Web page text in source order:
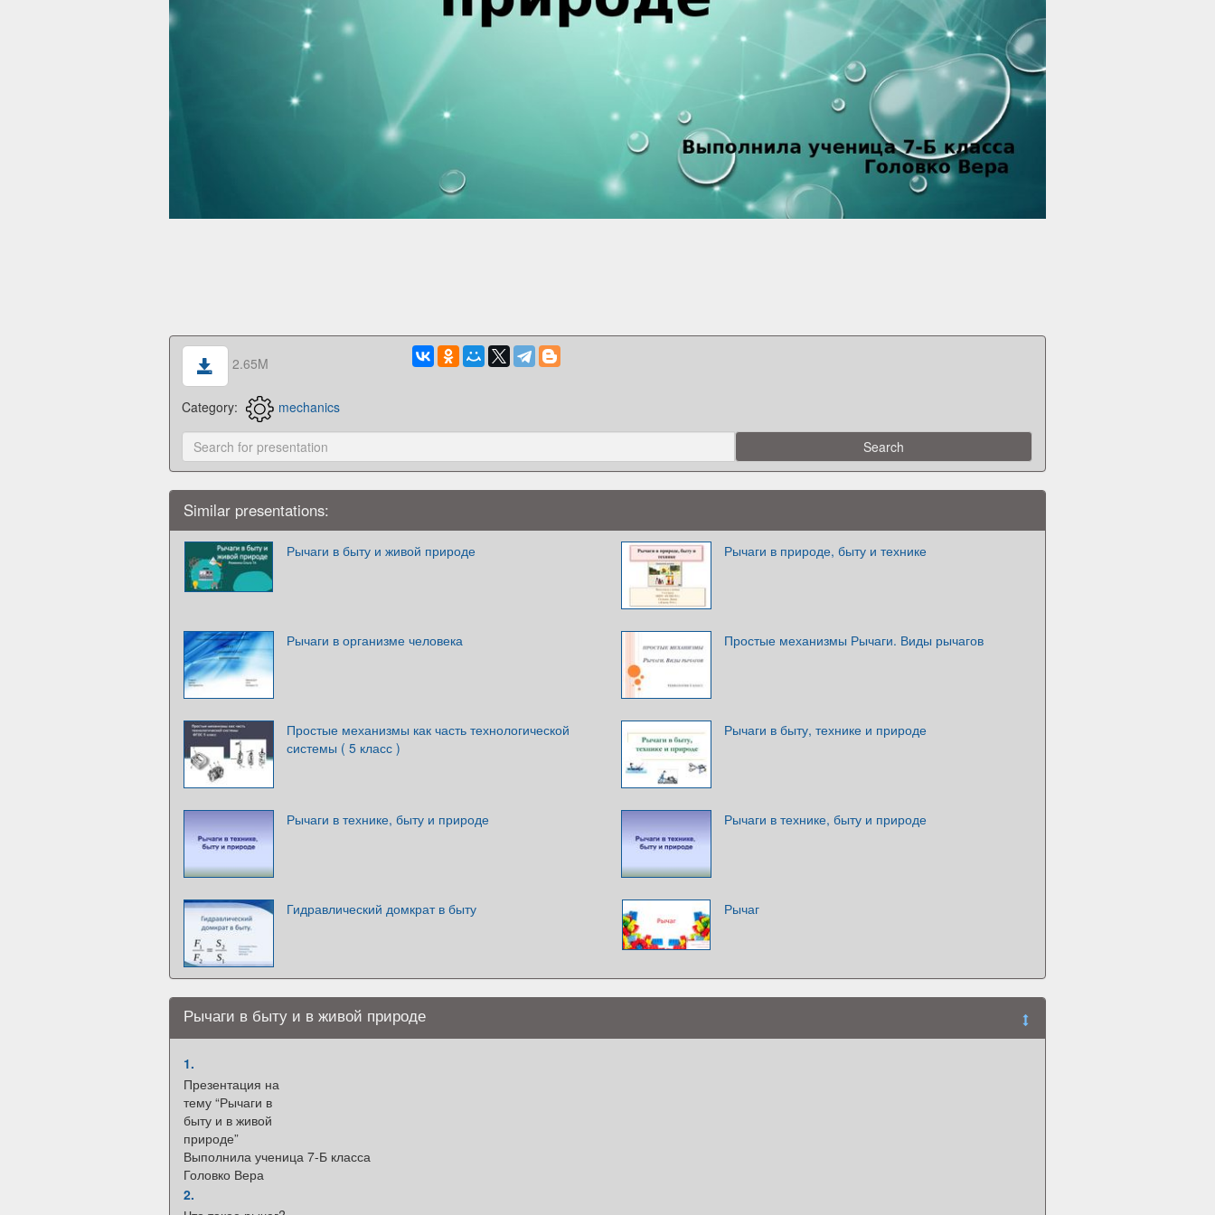
2.65M
Category: mechanics
Similar presentations:
Рычаги в быту и живой природе Рычаги в природе, быту и технике
Рычаги в организме человека Простые механизмы Рычаги. Виды рычагов
Простые механизмы как часть технологической
системы ( 5 класс )
Рычаги в быту, технике и природе
Рычаги в технике, быту и природе Рычаги в технике, быту и природе
Гидравлический домкрат в быту Рычаг
Рычаги в быту и в живой природе
1.
Презентация на
тему “Рычаги в
быту и в живой
природе”
Выполнила ученица 7-Б класса
Головко Вера
2.